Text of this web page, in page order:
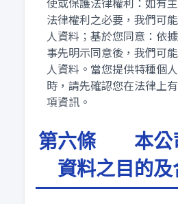
法律權利之必要，我們可
人資料；基於您同意：依
事先明示同意後，我們可
人資料。當您提供特種個
時，請先確認您在法律上
項資訊。
第六條 本公
資料之目的